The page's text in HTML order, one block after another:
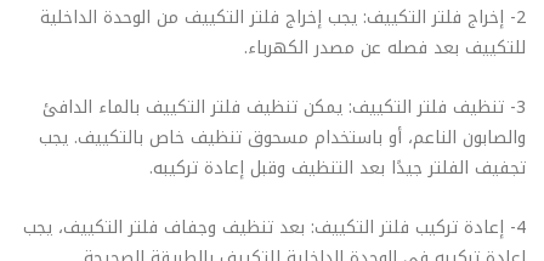
2- إخراج فلتر التكييف: يجب إخراج فلتر التكييف من الوحدة الداخلية
للتكييف بعد فصله عن مصدر الكهرباء.
3- تنظيف فلتر التكييف: يمكن تنظيف فلتر التكييف بالماء الدافئ
والصابون الناعم، أو باستخدام مسحوق تنظيف خاص بالتكييف. يجب
تجفيف الفلتر جيدًا بعد التنظيف وقبل إعادة تركيبه.
4- إعادة تركيب فلتر التكييف: بعد تنظيف وجفاف فلتر التكييف، يجب